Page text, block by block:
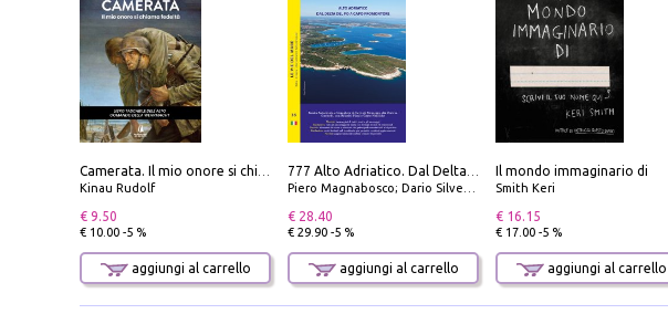
Camerata. Il mio onore si chiama fedeltà
Kinau Rudolf
€ 9.50
€ 10.00 -5 %
aggiungi al carrello
777 Alto Adriatico. Dal Delta del Po a Capo Promontore. Con QR Code
Piero Magnabosco; Dario Silvestro; Marco Sbrizzi
€ 28.40
€ 29.90 -5 %
aggiungi al carrello
Il mondo immaginario di
Smith Keri
€ 16.15
€ 17.00 -5 %
aggiungi al carrello